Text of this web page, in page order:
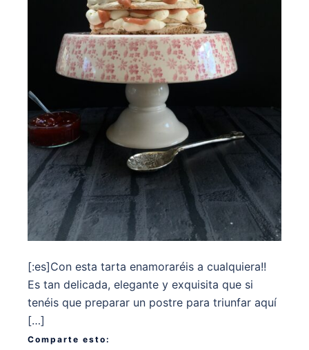
[:es]Con esta tarta enamoraréis a cualquiera!!
Es tan delicada, elegante y exquisita que si
tenéis que preparar un postre para triunfar aquí
[…]
Comparte esto: